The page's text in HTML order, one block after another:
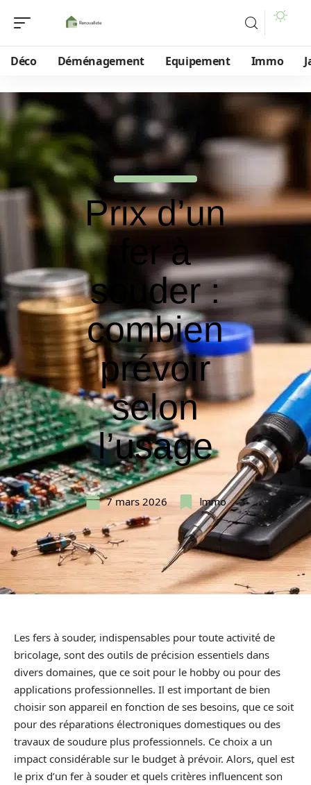
Déco Déménagement Equipement Immo
Prix d’un
fer à
souder :
combien
prévoir
selon
l’usage
7 mars 2026 Immo
Les fers à souder, indispensables pour toute activité de
bricolage, sont des outils de précision essentiels dans
divers domaines, que ce soit pour le hobby ou pour des
applications professionnelles. Il est important de bien
choisir son appareil en fonction de ses besoins, que ce soit
pour des réparations électroniques domestiques ou des
travaux de soudure plus professionnels. Ce choix a un
impact considérable sur le budget à prévoir. Alors, quel est
le prix d’un fer à souder et quels critères influencent son